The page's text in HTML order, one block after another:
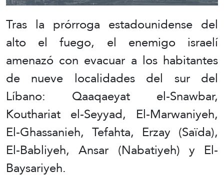
Tras la prórroga estadounidense del
alto el fuego, el enemigo israelí
amenazó con evacuar a los habitantes
de nueve localidades del sur del
Líbano: Qaaqaeyat el-Snawbar,
Kouthariat el-Seyyad, El-Marwaniyeh,
El-Ghassanieh, Tefahta, Erzay (Saïda),
El-Babliyeh, Ansar (Nabatiyeh) y El-
Baysariyeh.